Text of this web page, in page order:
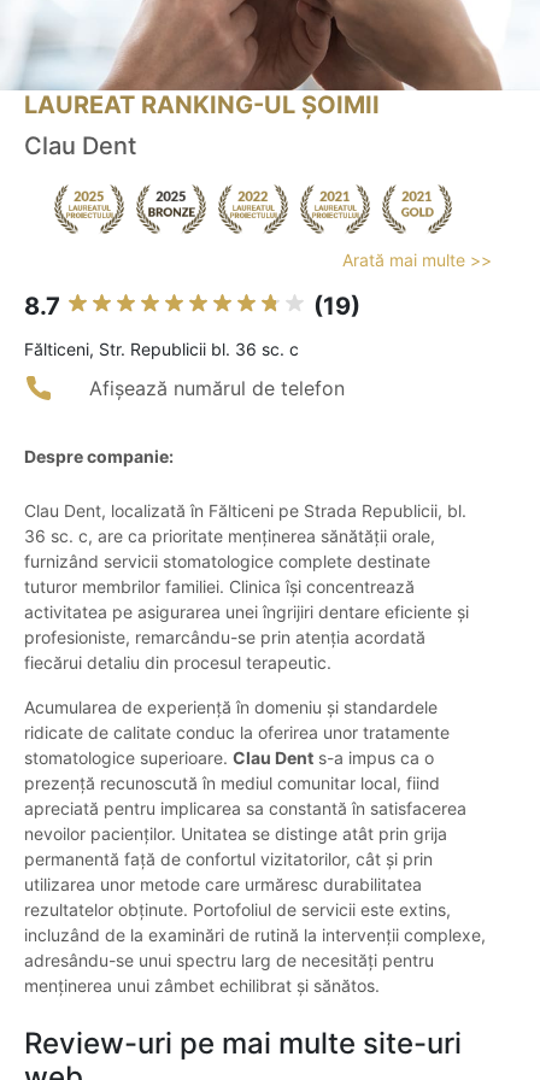
LAUREAT RANKING-UL ȘOIMII
Clau Dent
Arată mai multe >>
8.7 (19)
Fălticeni, Str. Republicii bl. 36 sc. c
Afișează numărul de telefon
Despre companie:
Clau Dent, localizată în Fălticeni pe Strada Republicii, bl.
36 sc. c, are ca prioritate menținerea sănătății orale,
furnizând servicii stomatologice complete destinate
tuturor membrilor familiei. Clinica își concentrează
activitatea pe asigurarea unei îngrijiri dentare eficiente și
profesioniste, remarcându-se prin atenția acordată
fiecărui detaliu din procesul terapeutic.
Acumularea de experiență în domeniu și standardele
ridicate de calitate conduc la oferirea unor tratamente
stomatologice superioare. Clau Dent s-a impus ca o
prezență recunoscută în mediul comunitar local, fiind
apreciată pentru implicarea sa constantă în satisfacerea
nevoilor pacienților. Unitatea se distinge atât prin grija
permanentă față de confortul vizitatorilor, cât și prin
utilizarea unor metode care urmăresc durabilitatea
rezultatelor obținute. Portofoliul de servicii este extins,
incluzând de la examinări de rutină la intervenții complexe,
adresându-se unui spectru larg de necesități pentru
menținerea unui zâmbet echilibrat și sănătos.
Review-uri pe mai multe site-uri